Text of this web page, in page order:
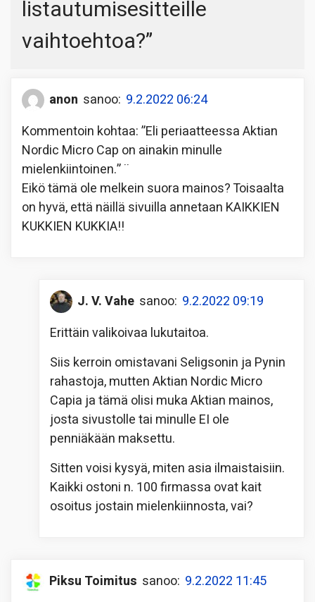
listautumisesitteille
vaihtoehtoa?”
anon sanoo: 9.2.2022 06:24
Kommentoin kohtaa: ”Eli periaatteessa Aktian
Nordic Micro Cap on ainakin minulle
mielenkiintoinen.” ¨
Eikö tämä ole melkein suora mainos? Toisaalta
on hyvä, että näillä sivuilla annetaan KAIKKIEN
KUKKIEN KUKKIA!!
J. V. Vahe sanoo: 9.2.2022 09:19
Erittäin valikoivaa lukutaitoa.
Siis kerroin omistavani Seligsonin ja Pynin
rahastoja, mutten Aktian Nordic Micro
Capia ja tämä olisi muka Aktian mainos,
josta sivustolle tai minulle EI ole
penniäkään maksettu.
Sitten voisi kysyä, miten asia ilmaistaisiin.
Kaikki ostoni n. 100 firmassa ovat kait
osoitus jostain mielenkiinnosta, vai?
Piksu Toimitus sanoo: 9.2.2022 11:45